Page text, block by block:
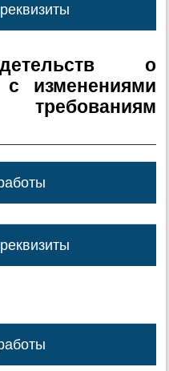
о
с изменениями